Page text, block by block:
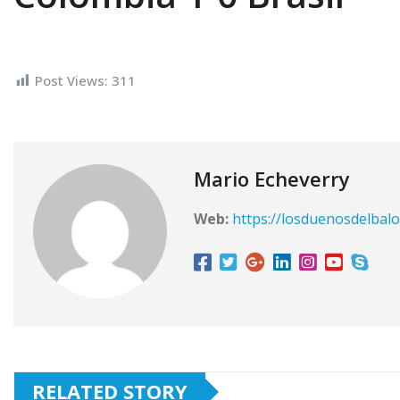
Post Views: 311
Mario Echeverry
Web: https://
RELATED STORY